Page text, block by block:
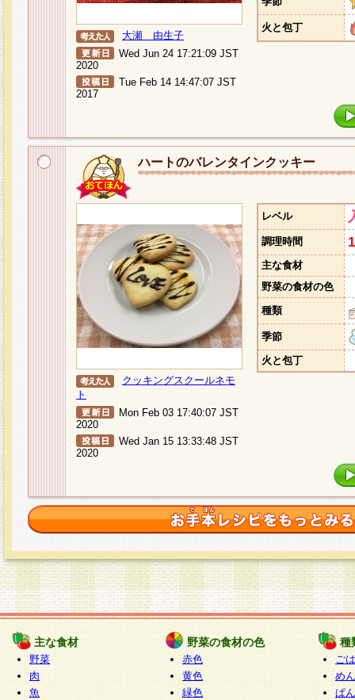
大瀬 由生子
Wed Jun 24 17:21:09 JST
2020
Tue Feb 14 14:47:07 JST
2017
火と包丁
ハートのバレンタインクッキー
クッキングスクールネモ
ト
Mon Feb 03 17:40:07 JST
2020
Wed Jan 15 13:33:48 JST
2020
レベル
調理時間
主な食材
野菜の食材の色
種類
季節
火と包丁
主な食材
野菜
肉
魚
野菜の食材の色
赤色
黄色
緑色
種
ご
めん
ぱん